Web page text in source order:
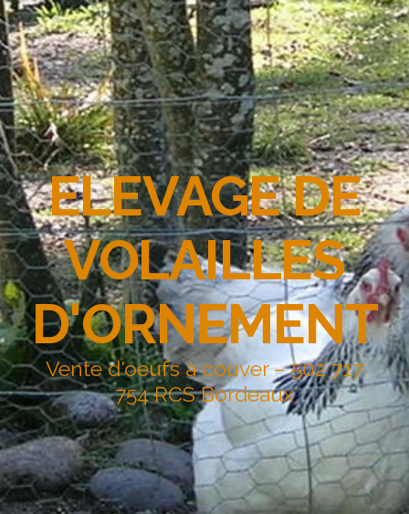
ELEVAGE DE
VOLAILLES
D'ORNEMENT
Vente d'oeufs à couver – 502 717
754 RCS Bordeaux